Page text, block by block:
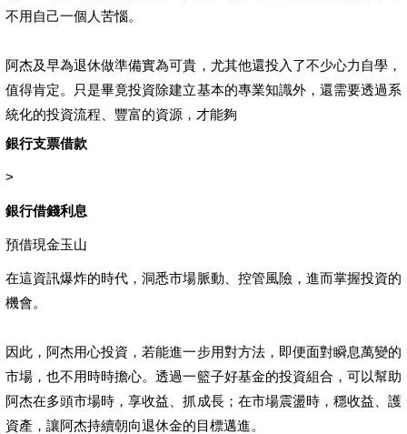
不用自己一個人苦惱。
阿杰及早為退休做準備實為可貴，尤其他還投入了不少心力自學，
值得肯定。只是畢竟投資除建立基本的專業知識外，還需要透過系
統化的投資流程、豐富的資源，才能夠
銀行支票借款
>
銀行借錢利息
預借現金玉山
在這資訊爆炸的時代，洞悉市場脈動、控管風險，進而掌握投資的
機會。
因此，阿杰用心投資，若能進一步用對方法，即便面對瞬息萬變的
市場，也不用時時擔心。透過一籃子好基金的投資組合，可以幫助
阿杰在多頭市場時，享收益、抓成長；在市場震盪時，穩收益、護
資產，讓阿杰持續朝向退休金的目標邁進。